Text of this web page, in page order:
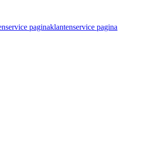
paginaklantenservice pagina